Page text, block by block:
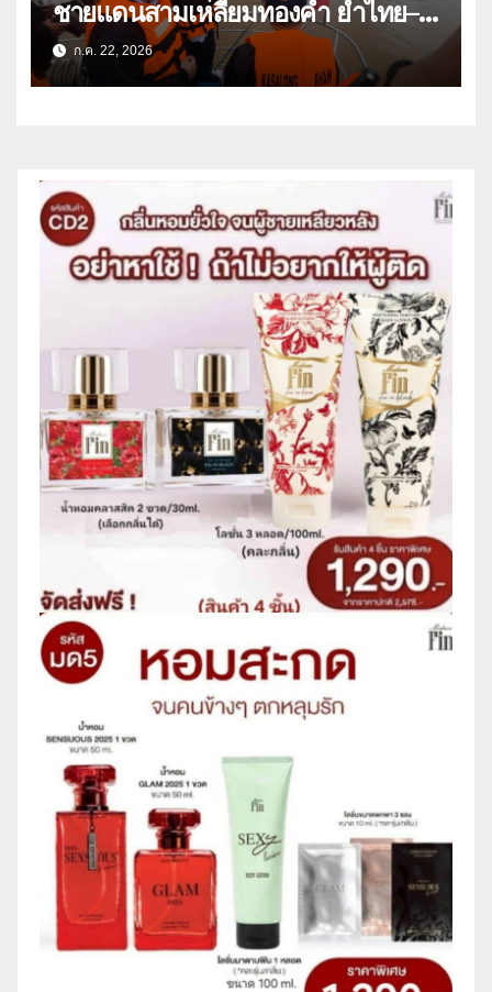
ชายแดนสามเหลี่ยมทองคำ ย้ำไทย–
ลาว ผนึกกำลังสกัดยาเสพติด
ก.ค. 22, 2026